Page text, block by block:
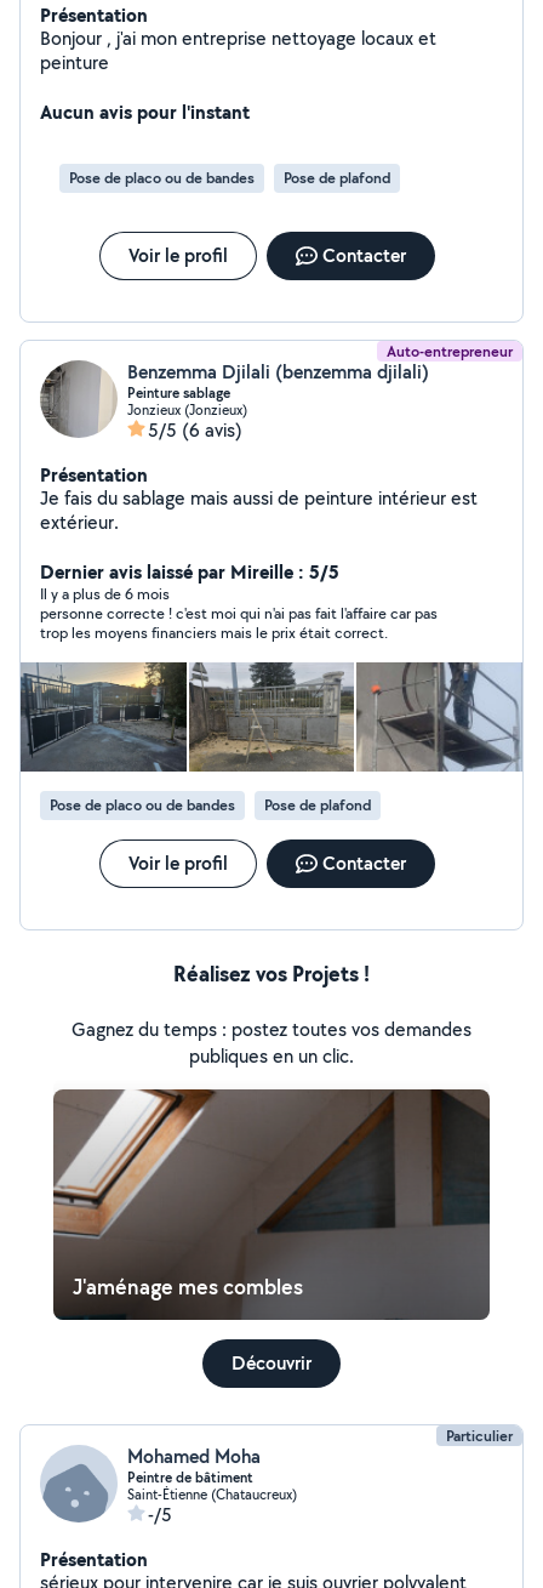
Présentation
Bonjour , j'ai mon entreprise nettoyage locaux et
peinture
Aucun avis pour l'instant
Pose de placo ou de bandes Pose de plafond
Voir le profil Contacter
Auto-entrepreneur
Benzemma Djilali (benzemma djilali)
Peinture sablage
Jonzieux (Jonzieux)
5/5 (6 avis)
Présentation
Je fais du sablage mais aussi de peinture intérieur est
extérieur.
Dernier avis laissé par Mireille : 5/5
Il y a plus de 6 mois
personne correcte ! c'est moi qui n'ai pas fait l'affaire car pas
trop les moyens financiers mais le prix était correct.
Pose de placo ou de bandes Pose de plafond
Voir le profil Contacter
Réalisez vos Projets !
Gagnez du temps : postez toutes vos demandes
publiques en un clic.
J'aménage mes combles
Découvrir
Particulier
Mohamed Moha
Peintre de bâtiment
Saint-Étienne (Chataucreux)
-/5
Présentation
sérieux pour intervenire car je suis ouvrier polyvalent